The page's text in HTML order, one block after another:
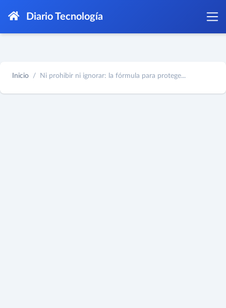
Diario Tecnología
Inicio Ni prohibir ni ignorar: la fórmula para protege...